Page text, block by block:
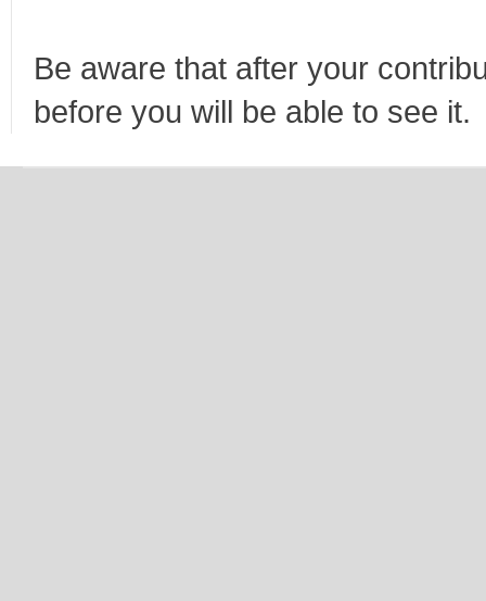
Be aware that after your
before you will be able to see it.